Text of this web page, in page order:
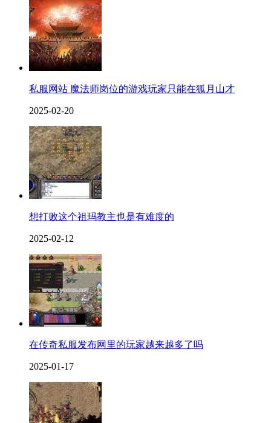
私服网站 魔法师岗位的游戏玩家只能在狐月山才
2025-02-20
想打败这个祖玛教主也是有难度的
2025-02-12
在传奇私服发布网里的玩家越来越多了吗
2025-01-17